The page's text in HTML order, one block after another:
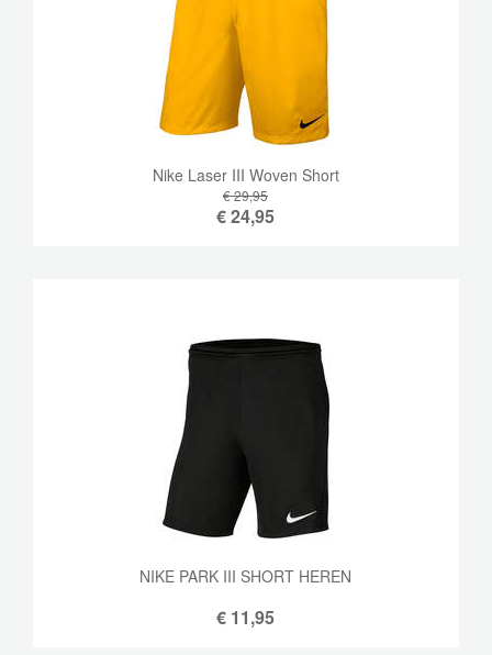
Nike Laser III Woven Short
€ 29,95
€24,95
NIKE PARK III SHORT HEREN
€ 11,95